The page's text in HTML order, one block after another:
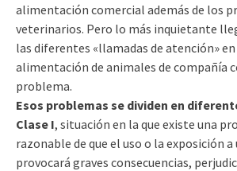
alimentación comercial además de los
veterinarios. Pero lo más inquietante
las diferentes «llamadas de atención»
alimentación de animales de compañía
problema.
Esos problemas se dividen en
Clase I, situación en la que existe una
razonable de que el uso o la exposición
provocará graves consecuencias,